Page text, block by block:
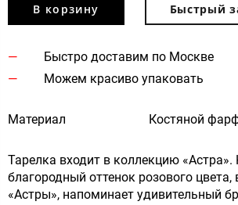
В корзину Быстрый
Быстро доставим по Москве
Можем красиво упаковать
Материал Костяной
Тарелка входит в коллекцию
благородный оттенок розового
«Астры», напоминает удивительный